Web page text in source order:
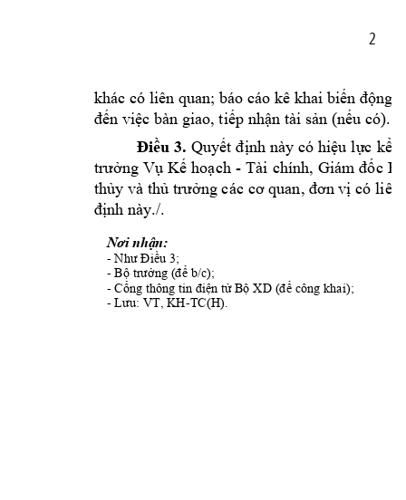
2
khác có liên quan; báo cáo kê khai biến động
đến việc bàn giao, tiếp nhận tài sản (nếu có).
Điều 3. Quyết định này có hiệu lực kể
trưởng Vụ Kế hoạch - Tài chính, Giám đốc
thủy và thủ trưởng các cơ quan, đơn vị có liên
định này./.
Nơi nhận:
- Như Điều 3;
- Bộ trưởng (để b/c);
- Cổng thông tin điện tử Bộ XD (để công khai);
- Lưu: VT, KH-TC(H).